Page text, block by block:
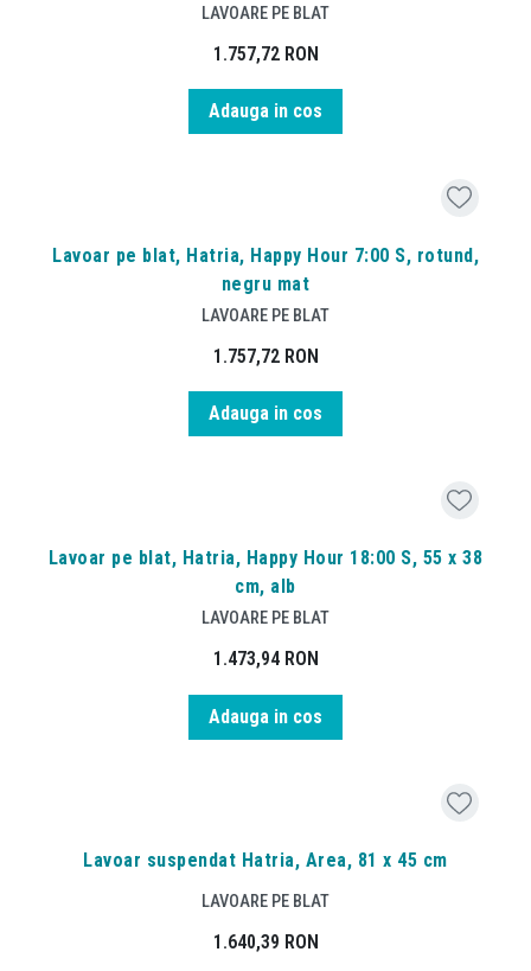
LAVOARE PE BLAT
1.757,72 RON
Adauga in cos
Lavoar pe blat, Hatria, Happy Hour 7:00 S, rotund,
negru mat
LAVOARE PE BLAT
1.757,72 RON
Adauga in cos
Lavoar pe blat, Hatria, Happy Hour 18:00 S, 55 x 38
cm, alb
LAVOARE PE BLAT
1.473,94 RON
Adauga in cos
Lavoar suspendat Hatria, Area, 81 x 45 cm
LAVOARE PE BLAT
1.640,39 RON